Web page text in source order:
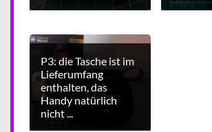
P3: die Tasche ist im
Lieferumfang
enthalten, das
Handy natürlich
nicht ...